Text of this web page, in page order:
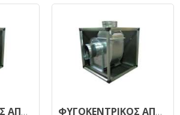
ΦΥΓΟΚΕΝΤΡΙΚΟΣ ΑΠΟΡΡΟΦΗΤΗΡΑΣ ΜΟΝΗΣ ΑΝΑΡΡΟΦΗΣΗΣ ΗΧΟΜΟΝΩΜΕΝΟΣ 1450RPM - Φ250 1 ΗΡ ΦΥΓΟΚΕΝΤΡΙΚΟΣ ΑΠΟΡΡΟΦΗΤΗΡΑΣ ΜΟΝΗΣ ΑΝΑΡΡΟΦΗΣΗΣ ΗΧΟΜΟΝΩΜΕΝΟΣ 1450RPM - Φ200 0,5ΗΡ 220V